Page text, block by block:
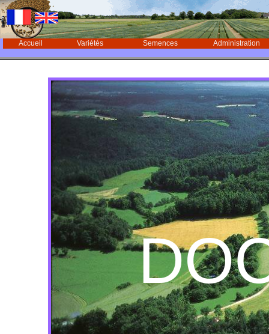
Accueil Variétés Semences Administration